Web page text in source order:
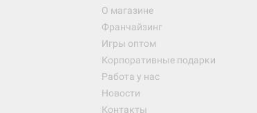
О магазине
Франчайзинг
Игры оптом
Корпоративные подарки
Работа у нас
Новости
Контакты
Настольная игра Hobby World
империи. Четвёртая редакция:
Рубеж
12 990